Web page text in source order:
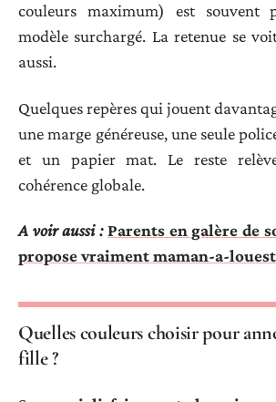
couleurs maximum) est souvent
modèle surchargé. La retenue se
aussi.
Quelques repères qui jouent
une marge généreuse, une seule
et un papier mat. Le reste
cohérence globale.
A voir aussi : Parents en galère de
propose vraiment maman-a-
Quelles couleurs choisir pour
fille ?